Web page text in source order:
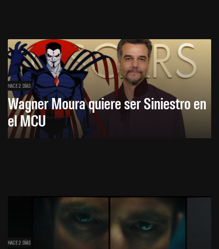
HACE 2 DÍAS
Wagner Moura quiere ser Siniestro en
el MCU
HACE 2 DÍAS